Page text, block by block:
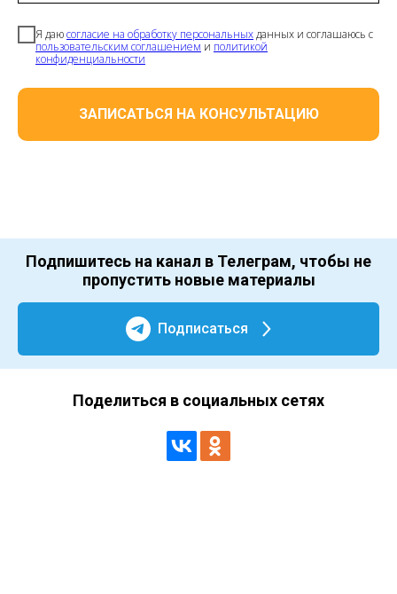
Я даюсогласие на обработку персональныхданных и соглашаюсь с
пользовательским соглашением и политикой
конфиденциальности
ЗАПИСАТЬСЯ НА КОНСУЛЬТАЦИЮ
Подпишитесь на канал в Телеграм, чтобы не
пропустить новые материалы
Подписаться
Поделиться в социальных сетях